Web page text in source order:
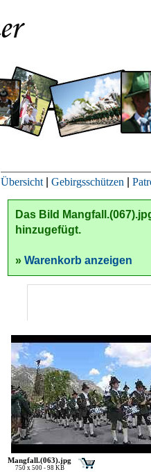
Übersicht Gebirgsschützen
Das Bild
hinzugefügt.
» Warenkorb anzeigen
Mangfall.(063).jpg
750 x 500 - 98 KB